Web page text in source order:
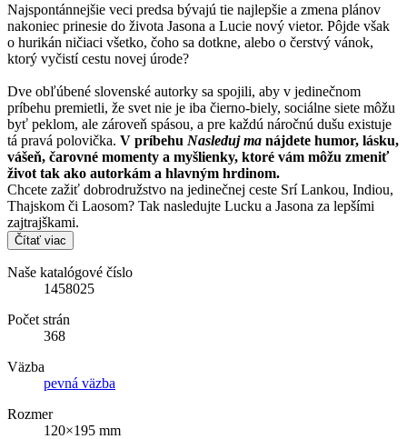
Najspontánnejšie veci predsa bývajú tie najlepšie a zmena plánov
nakoniec prinesie do života Jasona a Lucie nový vietor. Pôjde však
o hurikán ničiaci všetko, čoho sa dotkne, alebo o čerstvý vánok,
ktorý vyčistí cestu novej úrode?
Dve obľúbené slovenské autorky sa spojili, aby v jedinečnom
príbehu premietli, že svet nie je iba čierno-biely, sociálne siete môžu
byť peklom, ale zároveň spásou, a pre každú náročnú dušu existuje
tá pravá polovička. V príbehu Nasleduj ma nájdete humor, lásku,
vášeň, čarovné momenty a myšlienky, ktoré vám môžu zmeniť
život tak ako autorkám a hlavným hrdinom.
Chcete zažiť dobrodružstvo na jedinečnej ceste Srí Lankou, Indiou,
Thajskom či Laosom? Tak nasledujte Lucku a Jasona za lepšími
zajtrajškami.
Čítať viac
Naše katalógové číslo
1458025
Počet strán
368
Väzba
pevná väzba
Rozmer
120×195 mm